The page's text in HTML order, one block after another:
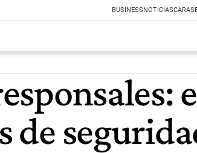
BUSINESSNOTICIASCARAS
de